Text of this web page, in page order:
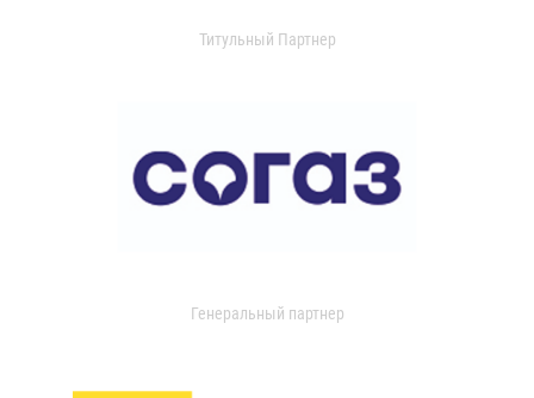
Титульный Партнер
Генеральный партнер